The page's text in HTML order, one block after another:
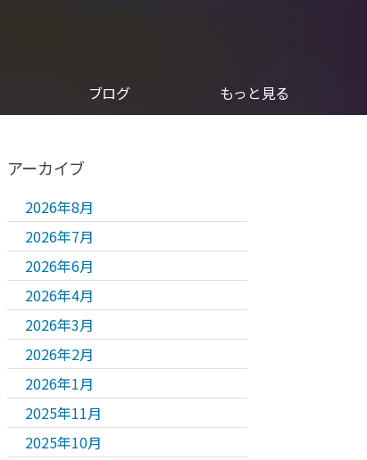
ブログ
もっと見る
アーカイブ
2026年8月
2026年7月
2026年6月
2026年4月
2026年3月
2026年2月
2026年1月
2025年11月
2025年10月